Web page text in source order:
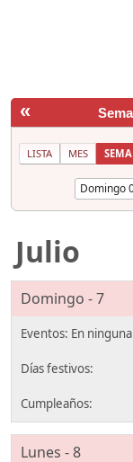
«
LISTA MES
Julio
Domingo - 7
Lunes - 8